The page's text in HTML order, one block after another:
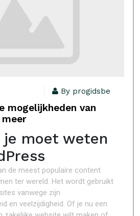
By progidsbe
mogelijkheden van
meer
moet weten
de meest populaire content
ter wereld. Het wordt gebruikt
vanwege zijn
en veelzijdigheid. Of je nu een